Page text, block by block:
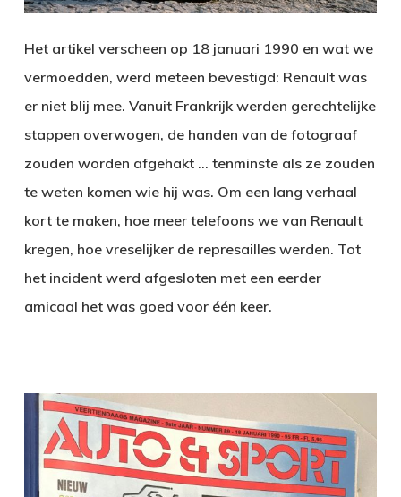
Het artikel verscheen op 18 januari 1990 en wat we
vermoedden, werd meteen bevestigd: Renault was
er niet blij mee. Vanuit Frankrijk werden gerechtelijke
stappen overwogen, de handen van de fotograaf
zouden worden afgehakt … tenminste als ze zouden
te weten komen wie hij was. Om een lang verhaal
kort te maken, hoe meer telefoons we van Renault
kregen, hoe vreselijker de represailles werden. Tot
het incident werd afgesloten met een eerder
amicaal het was goed voor één keer.